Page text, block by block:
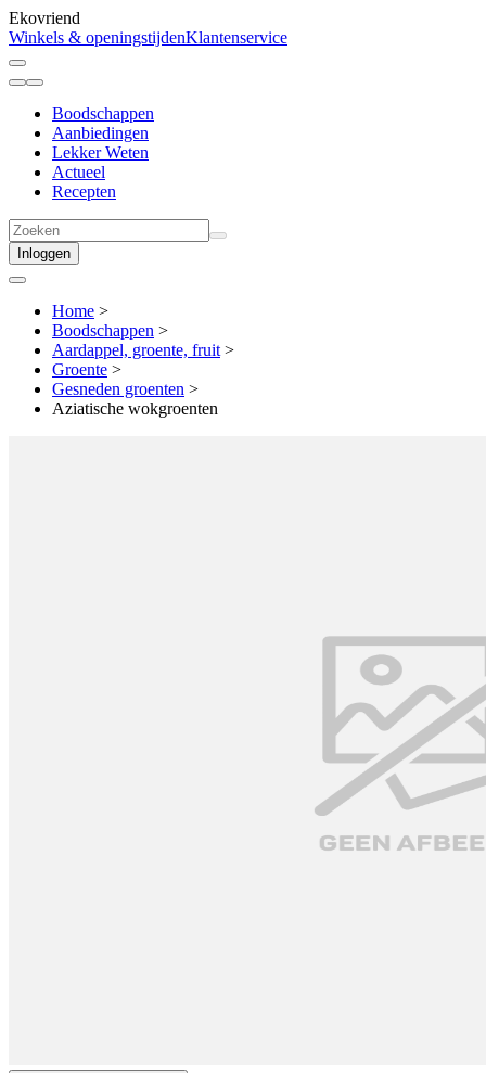
Ekovriend
Winkels & openingstijdenKlantenservice
Boodschappen
Aanbiedingen
Lekker Weten
Actueel
Recepten
Inloggen
Home >
Boodschappen >
Aardappel, groente, fruit >
Groente >
Gesneden groenten >
Aziatische wokgroenten